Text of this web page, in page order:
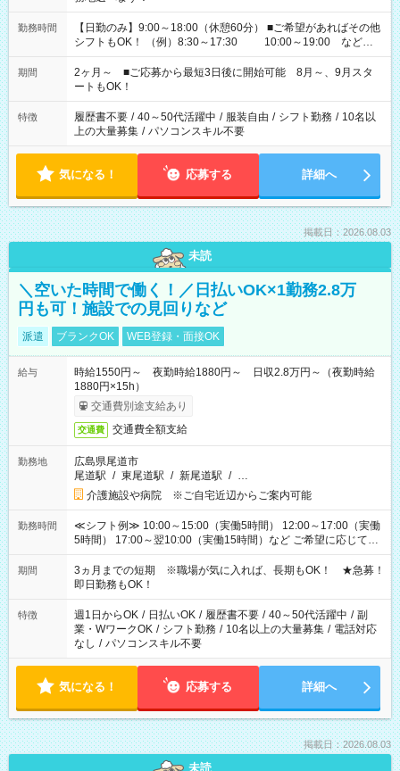
勤務時間
【日勤のみ】9:00～18:00（休憩60分） ■ご希望があればその他
シフトもOK！ （例）8:30～17:30 10:00～19:00 など
「家族とお休みを合わせたい」 「できれば残業はしたくない」
など、あなたのご希望に沿ったお仕事をご紹介します！ ※Wワ
ーク希望の方へ 今ご覧のお仕事で希望する勤務時間と、もう1つ
のお仕事の勤務時間。 合計で週40時間を超える場合は応募でき
ません
期間
2ヶ月～ ■ご応募から最短3日後に開始可能 8月～、9月スタ
ートもOK！
特徴 履歴書不要 / 40～50代活躍中 / 服装自由 / シフト勤務 / 10名以
上の大量募集 / パソコンスキル不要
気になる！ 応募する 詳細へ
掲載日：2026.08.03
未読
＼空いた時間で働く！／日払いOK×1勤務2.8万
円も可！施設での見回りなど
派遣 ブランクOK WEB登録・面接OK
給与
時給1550円～ 夜勤時給1880円～ 日収2.8万円～（夜勤時給
1880円×15h）
交通費別途支給あり
交通費 交通費全額支給
勤務地
広島県尾道市
尾道駅 / 東尾道駅 / 新尾道駅 / …
介護施設や病院 ※ご自宅近辺からご案内可能
勤務時間
≪シフト例≫ 10:00～15:00（実働5時間） 12:00～17:00（実働
5時間） 17:00～翌10:00（実働15時間）など ご希望に応じて、
働く時間は調整できます！ お気軽に担当へ相談ください！
期間
3ヵ月までの短期 ※職場が気に入れば、長期もOK！ ★急募！
即日勤務もOK！
特徴 週1日からOK / 日払いOK / 履歴書不要 / 40～50代活躍中 / 副
業・WワークOK / シフト勤務 / 10名以上の大量募集 / 電話対応
なし / パソコンスキル不要
気になる！ 応募する 詳細へ
掲載日：2026.08.03
未読